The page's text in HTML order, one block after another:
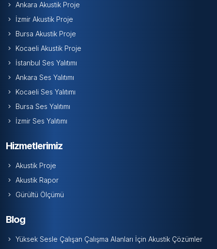
Ankara Akustik Proje
İzmir Akustik Proje
Bursa Akustik Proje
Kocaeli Akustik Proje
İstanbul Ses Yalıtımı
Ankara Ses Yalıtımı
Kocaeli Ses Yalıtımı
Bursa Ses Yalıtımı
İzmir Ses Yalıtımı
Hizmetlerimiz
Akustik Proje
Akustik Rapor
Gürültü Ölçümü
Blog
Yüksek Sesle Çalışan Çalışma Alanları İçin Akustik Çözümler